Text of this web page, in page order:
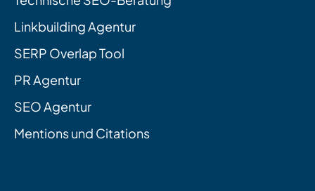
Linkbuilding Agentur
SERP Overlap Tool
PR Agentur
SEO Agentur
Mentions und Citations